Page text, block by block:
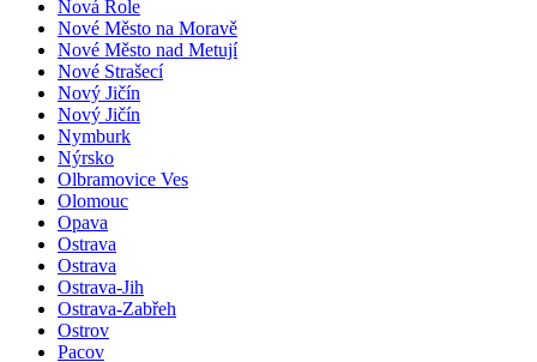
Nová Role
Nové Město na Moravě
Nové Město nad Metují
Nové Strašecí
Nový Jičín
Nový Jičín
Nymburk
Nýrsko
Olbramovice Ves
Olomouc
Opava
Ostrava
Ostrava
Ostrava-Jih
Ostrava-Zabřeh
Ostrov
Pacov